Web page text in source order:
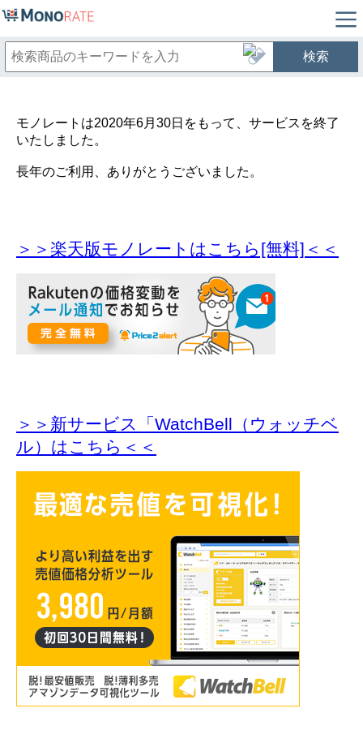
検索
モノレートは2020年6月30日をもって、サービスを終了
いたしました。
長年のご利用、ありがとうございました。
＞＞楽天版モノレートはこちら[無料]＜＜
＞＞新サービス「WatchBell（ウォッチベ
ル）はこちら＜＜